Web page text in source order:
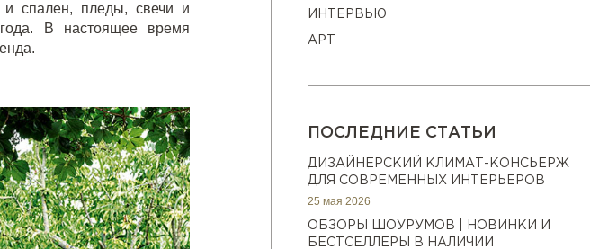
спален, пледы, свечи и
В настоящее время
ИНТЕРВЬЮ
АРТ
ПОСЛЕДНИЕ СТАТЬИ
ДИЗАЙНЕРСКИЙ КЛИМАТ-КОНСЬЕРЖ
ДЛЯ СОВРЕМЕННЫХ ИНТЕРЬЕРОВ
25 мая 2026
ОБЗОРЫ ШОУРУМОВ | НОВИНКИ И
БЕСТСЕЛЛЕРЫ В НАЛИЧИИ